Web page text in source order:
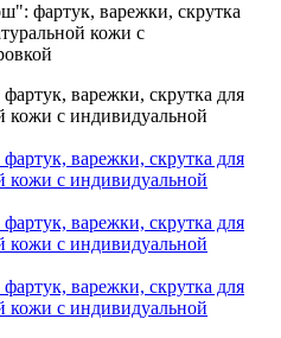
фартук, варежки, скрутка
кожи с